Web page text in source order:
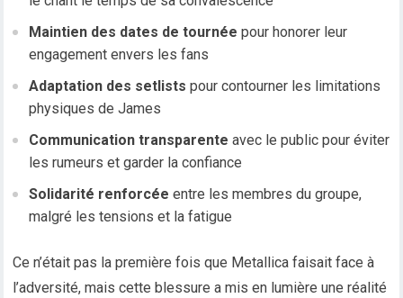
Maintien des dates de tournée pour honorer leur
engagement envers les fans
Adaptation des setlists pour contourner les limitations
physiques de James
Communication transparente avec le public pour éviter
les rumeurs et garder la confiance
Solidarité renforcée entre les membres du groupe,
malgré les tensions et la fatigue
Ce n’était pas la première fois que Metallica faisait face à
l’adversité, mais cette blessure a mis en lumière une réalité